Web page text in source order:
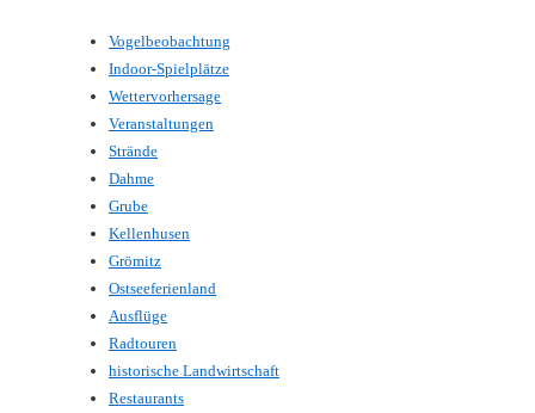
Vogelbeobachtung
Indoor-Spielplätze
Wettervorhersage
Veranstaltungen
Strände
Dahme
Grube
Kellenhusen
Grömitz
Ostseeferienland
Ausflüge
Radtouren
historische Landwirtschaft
Restaurants